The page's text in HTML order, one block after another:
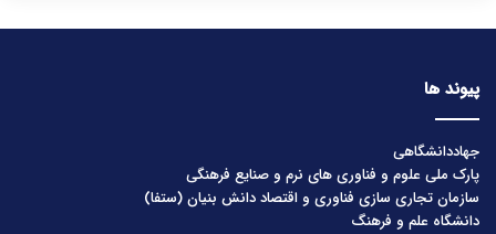
پیوند ها
جهاددانشگاهی
پارک ملی علوم و فناوری های نرم و صنایع فرهنگی
سازمان تجاری سازی فناوری و اقتصاد دانش بنیان (ستفا)
دانشگاه علم و فرهنگ